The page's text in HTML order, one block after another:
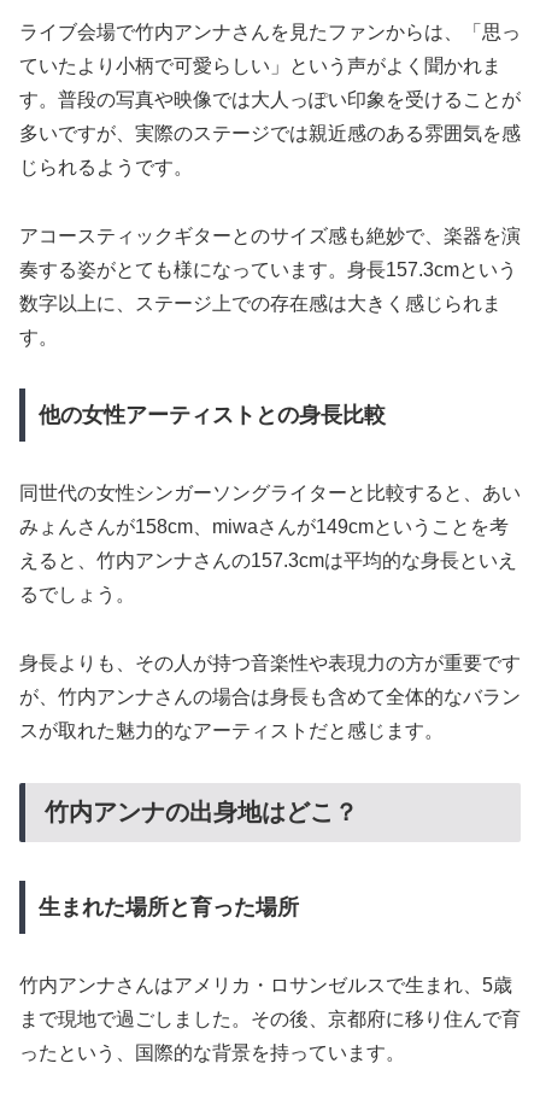
ライブ会場で竹内アンナさんを見たファンからは、「思っ
ていたより小柄で可愛らしい」という声がよく聞かれま
す。普段の写真や映像では大人っぽい印象を受けることが
多いですが、実際のステージでは親近感のある雰囲気を感
じられるようです。
アコースティックギターとのサイズ感も絶妙で、楽器を演
奏する姿がとても様になっています。身長157.3cmという
数字以上に、ステージ上での存在感は大きく感じられま
す。
他の女性アーティストとの身長比較
同世代の女性シンガーソングライターと比較すると、あい
みょんさんが158cm、miwaさんが149cmということを考
えると、竹内アンナさんの157.3cmは平均的な身長といえ
るでしょう。
身長よりも、その人が持つ音楽性や表現力の方が重要です
が、竹内アンナさんの場合は身長も含めて全体的なバラン
スが取れた魅力的なアーティストだと感じます。
竹内アンナの出身地はどこ？
生まれた場所と育った場所
竹内アンナさんはアメリカ・ロサンゼルスで生まれ、5歳
まで現地で過ごしました。その後、京都府に移り住んで育
ったという、国際的な背景を持っています。